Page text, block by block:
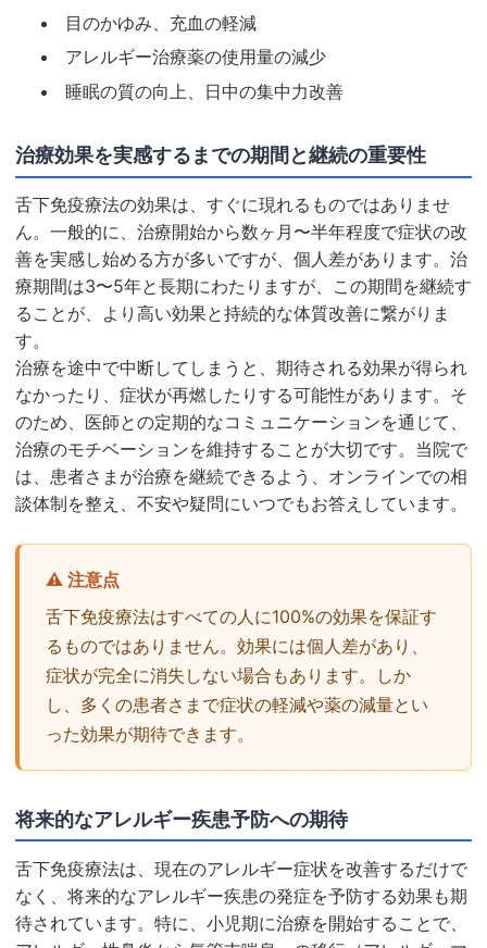
目のかゆみ、充血の軽減
アレルギー治療薬の使用量の減少
睡眠の質の向上、日中の集中力改善
治療効果を実感するまでの期間と継続の重要性
舌下免疫療法の効果は、すぐに現れるものではありませ
ん。一般的に、治療開始から数ヶ月〜半年程度で症状の改
善を実感し始める方が多いですが、個人差があります。治
療期間は3〜5年と長期にわたりますが、この期間を継続す
ることが、より高い効果と持続的な体質改善に繋がりま
す。
治療を途中で中断してしまうと、期待される効果が得られ
なかったり、症状が再燃したりする可能性があります。そ
のため、医師との定期的なコミュニケーションを通じて、
治療のモチベーションを維持することが大切です。当院で
は、患者さまが治療を継続できるよう、オンラインでの相
談体制を整え、不安や疑問にいつでもお答えしています。
⚠️ 注意点
舌下免疫療法はすべての人に100%の効果を保証す
るものではありません。効果には個人差があり、
症状が完全に消失しない場合もあります。しか
し、多くの患者さまで症状の軽減や薬の減量とい
った効果が期待できます。
将来的なアレルギー疾患予防への期待
舌下免疫療法は、現在のアレルギー症状を改善するだけで
なく、将来的なアレルギー疾患の発症を予防する効果も期
待されています。特に、小児期に治療を開始することで、